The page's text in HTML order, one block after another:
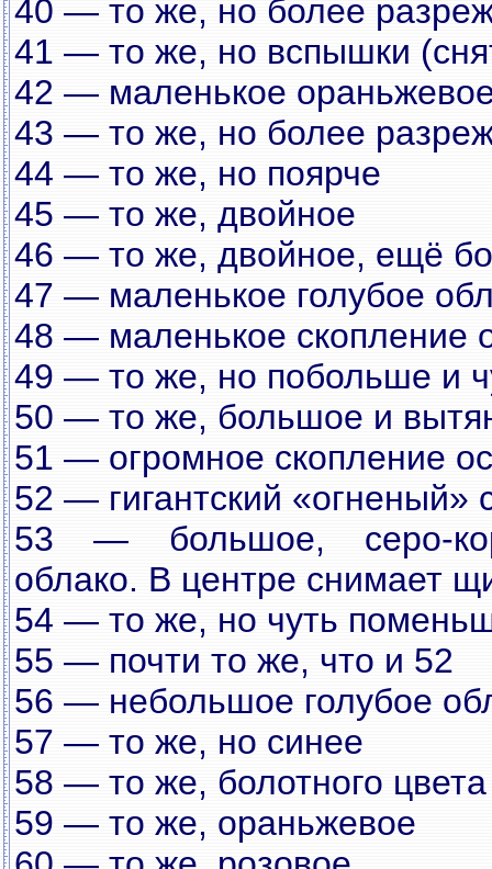
40 — то же, но более
41 — то же, но вспышки
42 — маленькое
43 — то же, но более
44 — то же, но поярче
45 — то же, двойное
46 — то же, двойное, ещё
47 — маленькое голубое
48 — маленькое скопление
49 — то же, но побольше и
50 — то же, большое и
51 — огромное скопление
52 — гигантский «огненый»
53 — большое, серо-
облако. В центре снимает
54 — то же, но чуть
55 — почти то же, что и 52
56 — небольшое голубое
57 — то же, но синее
58 — то же, болотного цвета
59 — то же, ораньжевое